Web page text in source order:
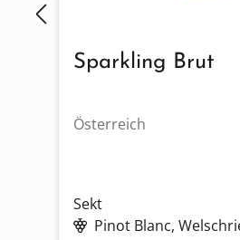
Sparkling Brut
Österreich
Sekt
Pinot Blanc,